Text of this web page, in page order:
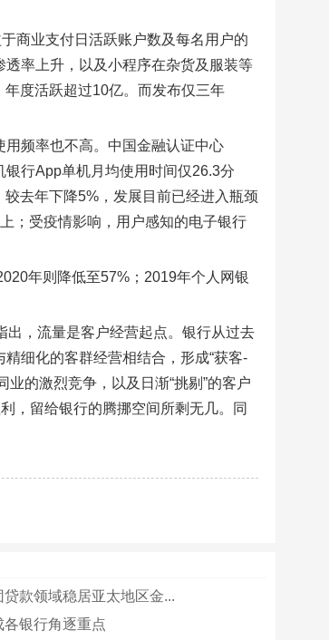
商业支付日活跃账户数及每名用户的
率上升，以及小程序在杂货及服装等
度活跃超过10亿。而发布仅三年
频率也不高。中国金融认证中心
行App单机月均使用时间仅26.3分
去年下降5%，发展目前已经进入瓶颈
；受疫情影响，用户感知的电子银行
年则降低至57%；2019年个人网银
出，流量是客户经营起点。银行从过去
细化的客群经营相结合，形成“获客-
的激烈竞争，以及日渐“挑剔”的客户
，留给银行的腾挪空间所剩无几。同
贷款领域稳居亚太地区金...
银行角逐重点